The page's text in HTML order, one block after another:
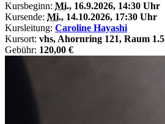
Kursbeginn: Mi., 16.9.2026, 14:30 Uhr
Kursende: Mi., 14.10.2026, 17:30 Uhr
Kursleitung: Caroline Hayashi
Kursort: vhs, Ahornring 121, Raum 1.5
Gebühr: 120,00 €